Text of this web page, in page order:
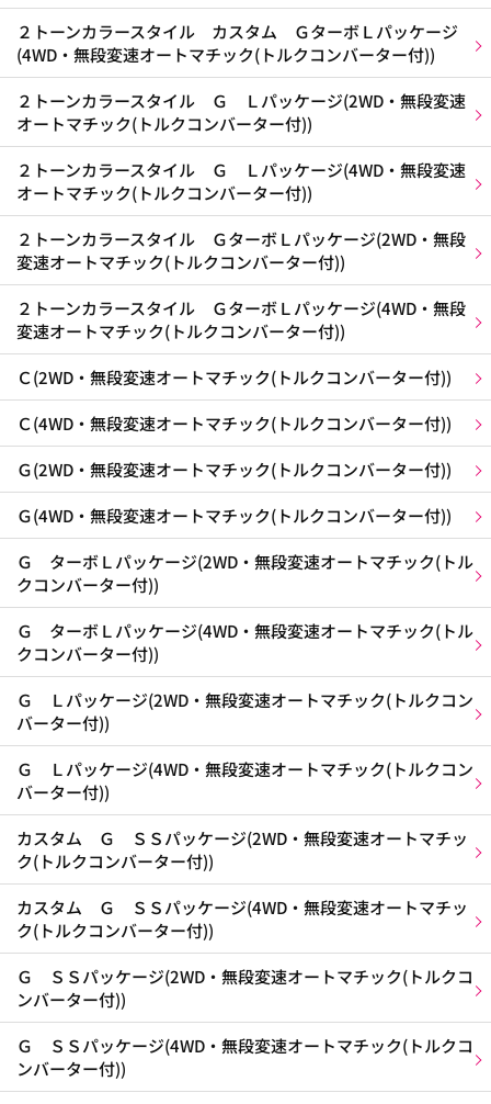
２トーンカラースタイル カスタム ＧターボＬパッケージ
(4WD・無段変速オートマチック(トルクコンバーター付))
２トーンカラースタイル Ｇ Ｌパッケージ(2WD・無段変速
オートマチック(トルクコンバーター付))
２トーンカラースタイル Ｇ Ｌパッケージ(4WD・無段変速
オートマチック(トルクコンバーター付))
２トーンカラースタイル ＧターボＬパッケージ(2WD・無段
変速オートマチック(トルクコンバーター付))
２トーンカラースタイル ＧターボＬパッケージ(4WD・無段
変速オートマチック(トルクコンバーター付))
Ｃ(2WD・無段変速オートマチック(トルクコンバーター付))
Ｃ(4WD・無段変速オートマチック(トルクコンバーター付))
Ｇ(2WD・無段変速オートマチック(トルクコンバーター付))
Ｇ(4WD・無段変速オートマチック(トルクコンバーター付))
Ｇ ターボＬパッケージ(2WD・無段変速オートマチック(トル
クコンバーター付))
Ｇ ターボＬパッケージ(4WD・無段変速オートマチック(トル
クコンバーター付))
Ｇ Ｌパッケージ(2WD・無段変速オートマチック(トルクコン
バーター付))
Ｇ Ｌパッケージ(4WD・無段変速オートマチック(トルクコン
バーター付))
カスタム Ｇ ＳＳパッケージ(2WD・無段変速オートマチッ
ク(トルクコンバーター付))
カスタム Ｇ ＳＳパッケージ(4WD・無段変速オートマチッ
ク(トルクコンバーター付))
Ｇ ＳＳパッケージ(2WD・無段変速オートマチック(トルクコ
ンバーター付))
Ｇ ＳＳパッケージ(4WD・無段変速オートマチック(トルクコ
ンバーター付))